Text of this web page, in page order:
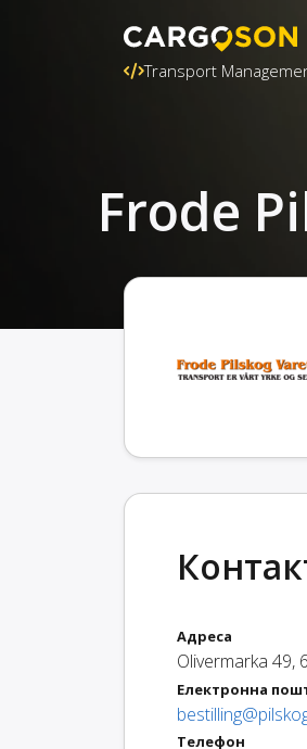
Transport
Frode
Адреса
Olivermarka 49,
Електронна
Телефон